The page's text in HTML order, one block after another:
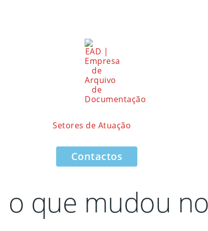
Setores de Atuação
Contactos
que mudou